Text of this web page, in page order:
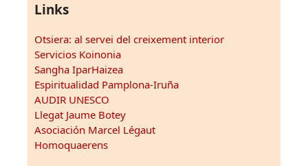
Links
Otsiera: al servei del creixement interior
Servicios Koinonia
Sangha IparHaizea
Espiritualidad Pamplona-Iruña
AUDIR UNESCO
Llegat Jaume Botey
Asociación Marcel Légaut
Homoquaerens